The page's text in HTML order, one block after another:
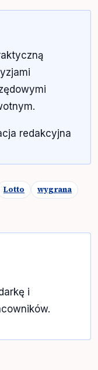
redakcyjna
Lotto
wygrana
i